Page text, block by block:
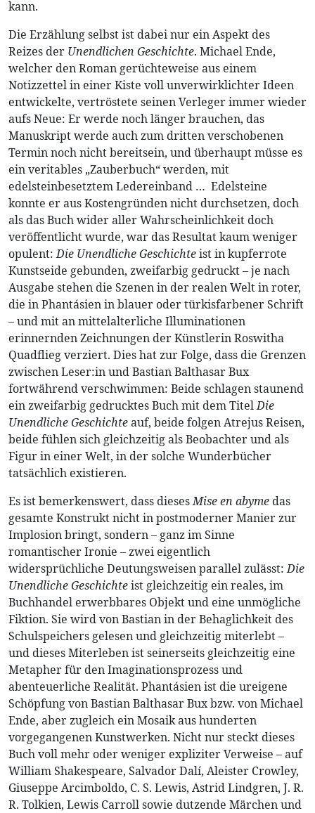
kann.
Die Erzählung selbst ist dabei nur ein Aspekt des
Reizes der Unendlichen Geschichte. Michael Ende,
welcher den Roman gerüchteweise aus einem
Notizzettel in einer Kiste voll unverwirklichter Ideen
entwickelte, vertröstete seinen Verleger immer wieder
aufs Neue: Er werde noch länger brauchen, das
Manuskript werde auch zum dritten verschobenen
Termin noch nicht bereitsein, und überhaupt müsse es
ein veritables „Zauberbuch“ werden, mit
edelsteinbesetztem Ledereinband … Edelsteine
konnte er aus Kostengründen nicht durchsetzen, doch
als das Buch wider aller Wahrscheinlichkeit doch
veröffentlicht wurde, war das Resultat kaum weniger
opulent:Die Unendliche Geschichteist in kupferrote
Kunstseide gebunden, zweifarbig gedruckt – je nach
Ausgabe stehen die Szenen in der realen Welt in roter,
die in Phantásien in blauer oder türkisfarbener Schrift
– und mit an mittelalterliche Illuminationen
erinnernden Zeichnungen der Künstlerin Roswitha
Quadflieg verziert. Dies hat zur Folge, dass die Grenzen
zwischen Leser:in und Bastian Balthasar Bux
fortwährend verschwimmen: Beide schlagen staunend
ein zweifarbig gedrucktes Buch mit dem TitelDie
Unendliche Geschichteauf, beide folgen Atrejus Reisen,
beide fühlen sich gleichzeitig als Beobachter und als
Figur in einer Welt, in der solche Wunderbücher
tatsächlich existieren.
Es ist bemerkenswert, dass diesesMise en abymedas
gesamte Konstrukt nicht in postmoderner Manier zur
Implosion bringt, sondern – ganz im Sinne
romantischer Ironie – zwei eigentlich
widersprüchliche Deutungsweisen parallel zulässt:Die
Unendliche Geschichteist gleichzeitig ein reales, im
Buchhandel erwerbbares Objekt und eine unmögliche
Fiktion. Sie wird von Bastian in der Behaglichkeit des
Schulspeichers gelesen und gleichzeitig miterlebt –
und dieses Miterleben ist seinerseits gleichzeitig eine
Metapher für den Imaginationsprozess und
abenteuerliche Realität. Phantásien ist die ureigene
Schöpfung von Bastian Balthasar Bux bzw. von Michael
Ende, aber zugleich ein Mosaik aus hunderten
vorgegangenen Kunstwerken. Nicht nur steckt dieses
Buch voll mehr oder weniger expliziter Verweise – auf
William Shakespeare, Salvador Dalí, Aleister Crowley,
Giuseppe Arcimboldo, C. S. Lewis, Astrid Lindgren, J. R.
R. Tolkien, Lewis Carroll sowie dutzende Märchen und